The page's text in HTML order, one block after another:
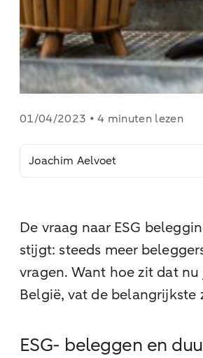
01/04/2023 • 4 minuten lezen
Joachim Aelvoet
De vraag naar ESG
stijgt: steeds meer
vragen. Want hoe zit dat
België, vat de
ESG- beleggen en